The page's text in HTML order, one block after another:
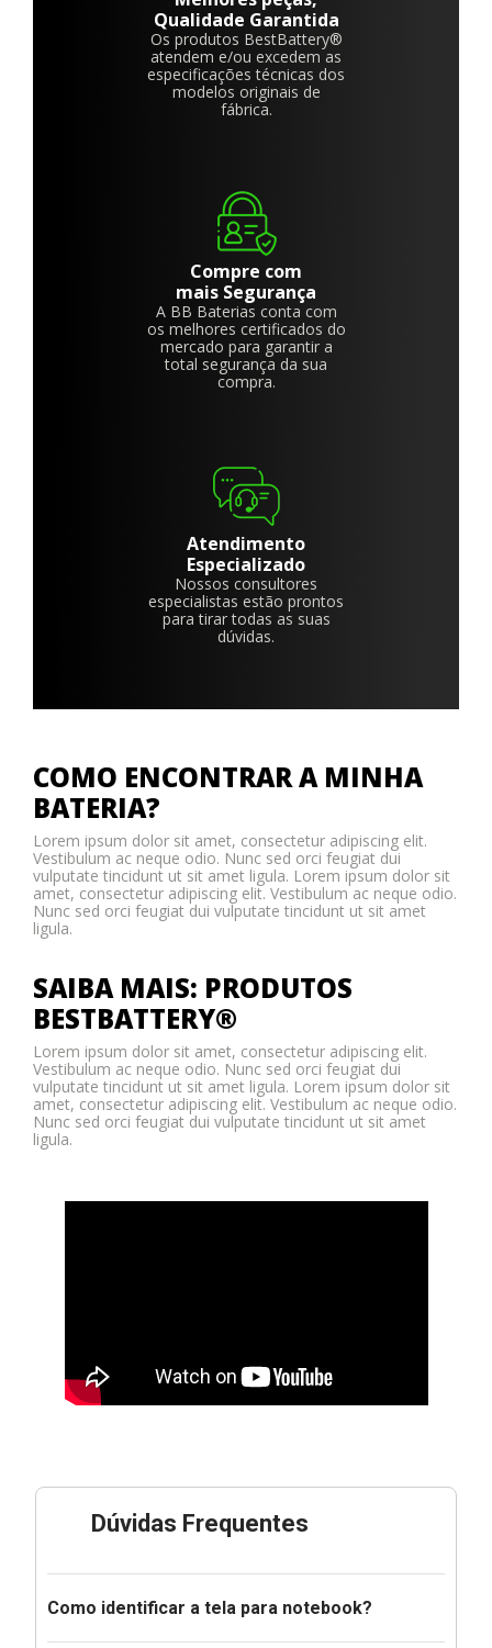
Qualidade Garantida
Os produtos BestBattery®
atendem e/ou excedem as
especificações técnicas dos
modelos originais de
fábrica.
Compre com
mais Segurança
A BB Baterias conta com
os melhores certificados do
mercado para garantir a
total segurança da sua
compra.
Atendimento
Especializado
Nossos consultores
especialistas estão prontos
para tirar todas as suas
dúvidas.
COMO ENCONTRAR A MINHA
BATERIA?
Lorem ipsum dolor sit amet, consectetur adipiscing elit.
Vestibulum ac neque odio. Nunc sed orci feugiat dui
vulputate tincidunt ut sit amet ligula. Lorem ipsum dolor sit
amet, consectetur adipiscing elit. Vestibulum ac neque odio.
Nunc sed orci feugiat dui vulputate tincidunt ut sit amet
ligula.
SAIBA MAIS: PRODUTOS
BESTBATTERY®
Lorem ipsum dolor sit amet, consectetur adipiscing elit.
Vestibulum ac neque odio. Nunc sed orci feugiat dui
vulputate tincidunt ut sit amet ligula. Lorem ipsum dolor sit
amet, consectetur adipiscing elit. Vestibulum ac neque odio.
Nunc sed orci feugiat dui vulputate tincidunt ut sit amet
ligula.
Dúvidas Frequentes
Como identificar a tela para notebook?